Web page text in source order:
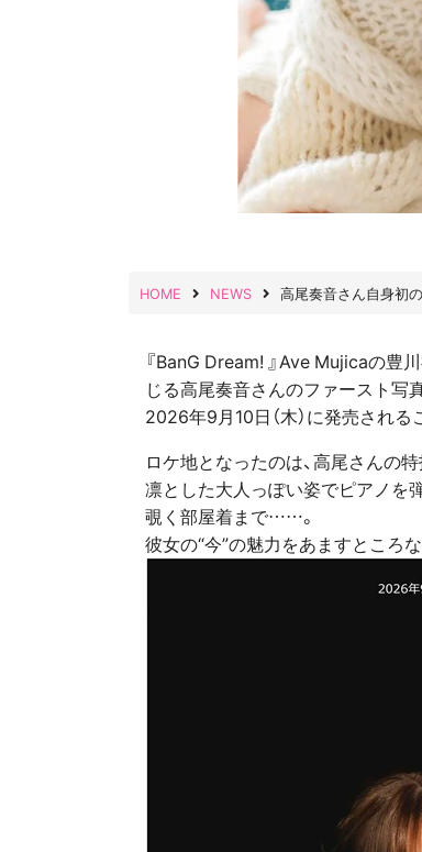
HOME NEWS 高尾奏音さん自身初
『BanG Dream! 』Ave Mujicaの豊
じる高尾奏音さんのファースト写真
2026年9月10日（木）に発売される
ロケ地となったのは、高尾さんの特
凛とした大人っぽい姿でピアノを
覗く部屋着まで……。
彼女の“今”の魅力をあますところ